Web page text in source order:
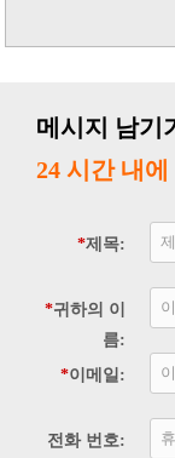
메시지 남기
24 시간 내
*제목:
*귀하의 이
름:
*이메일:
전화 번호: